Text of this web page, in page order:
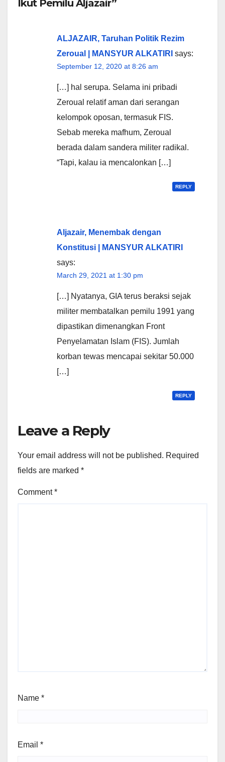
Ikut Pemilu Aljazair”
ALJAZAIR, Taruhan Politik Rezim
Zeroual | MANSYUR ALKATIRI says:
September 12, 2020 at 8:26 am
[…] hal serupa. Selama ini pribadi
Zeroual relatif aman dari serangan
kelompok oposan, termasuk FIS.
Sebab mereka mafhum, Zeroual
berada dalam sandera militer radikal.
“Tapi, kalau ia mencalonkan […]
REPLY
Aljazair, Menembak dengan
Konstitusi | MANSYUR ALKATIRI
says:
March 29, 2021 at 1:30 pm
[…] Nyatanya, GIA terus beraksi sejak
militer membatalkan pemilu 1991 yang
dipastikan dimenangkan Front
Penyelamatan Islam (FIS). Jumlah
korban tewas mencapai sekitar 50.000
[…]
REPLY
Leave a Reply
Your email address will not be published. Required
fields are marked *
Comment*
Name *
Email *